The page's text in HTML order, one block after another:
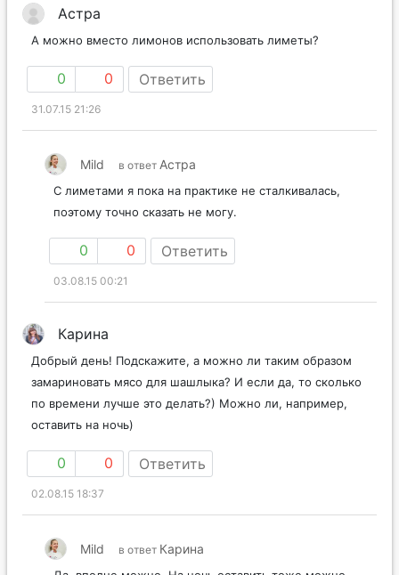
Астра
А можно вместо лимонов использовать лиметы?
0 0 Ответить
31.07.15 21:26
Mild в ответ Астра
С лиметами я пока на практике не сталкивалась,
поэтому точно сказать не могу.
0 0 Ответить
03.08.15 00:21
Карина
Добрый день! Подскажите, а можно ли таким образом
замариновать мясо для шашлыка? И если да, то сколько
по времени лучше это делать?) Можно ли, например,
оставить на ночь)
0 0 Ответить
02.08.15 18:37
Mild в ответ Карина